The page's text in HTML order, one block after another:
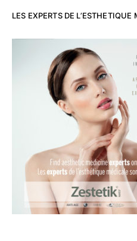
LES EXPERTS DE